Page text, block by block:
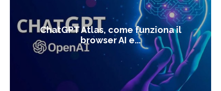
ChatGPT Atlas, come funziona il
browser AI e...